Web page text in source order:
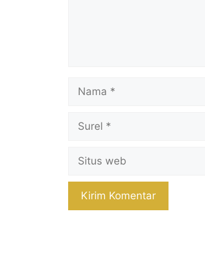
Nama
Surel
Situs
web